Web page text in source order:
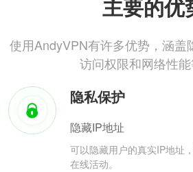
主要的优
使用AndyVPN有许多优势，涵盖
访问权限和网络性
隐私保护
隐藏IP地址
可以隐藏用户的真实IP地址
在线活动。